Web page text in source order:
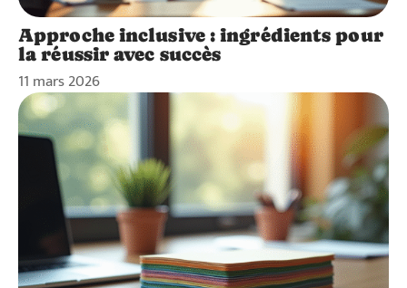
Approche inclusive : ingrédients pour
la réussir avec succès
11 mars 2026